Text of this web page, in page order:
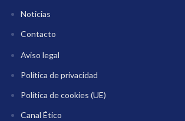
Noticias
Contacto
Aviso legal
Política de privacidad
Política de cookies (UE)
Canal Ético